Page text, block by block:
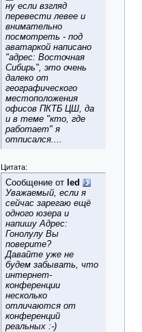
ну если взгляд
перевести левее и
внимательно
посмотреть - под
аватаркой написано
"адрес: Восточная
Сибирь", это очень
далеко от
географического
местоположения
офисов ПКТБ ЦШ, да
и в теме "кто, где
работает" я
отписался....
Цитата:
Сообщение от led
Уважаемый, если я
сейчас зарегаю ещё
одного юзера и
напишу Адрес:
Гонолулу Вы
поверите?
Давайте уже не
будем забывать, что
интернет-
конференции
несколько
отличаются от
конференций
реальных :-)